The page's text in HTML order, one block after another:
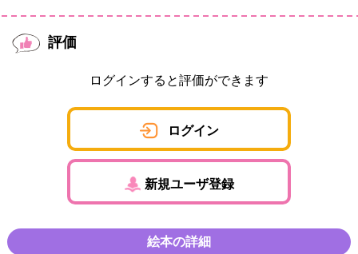
評価
ログインすると評価ができます
ログイン
新規ユーザ登録
絵本の詳細